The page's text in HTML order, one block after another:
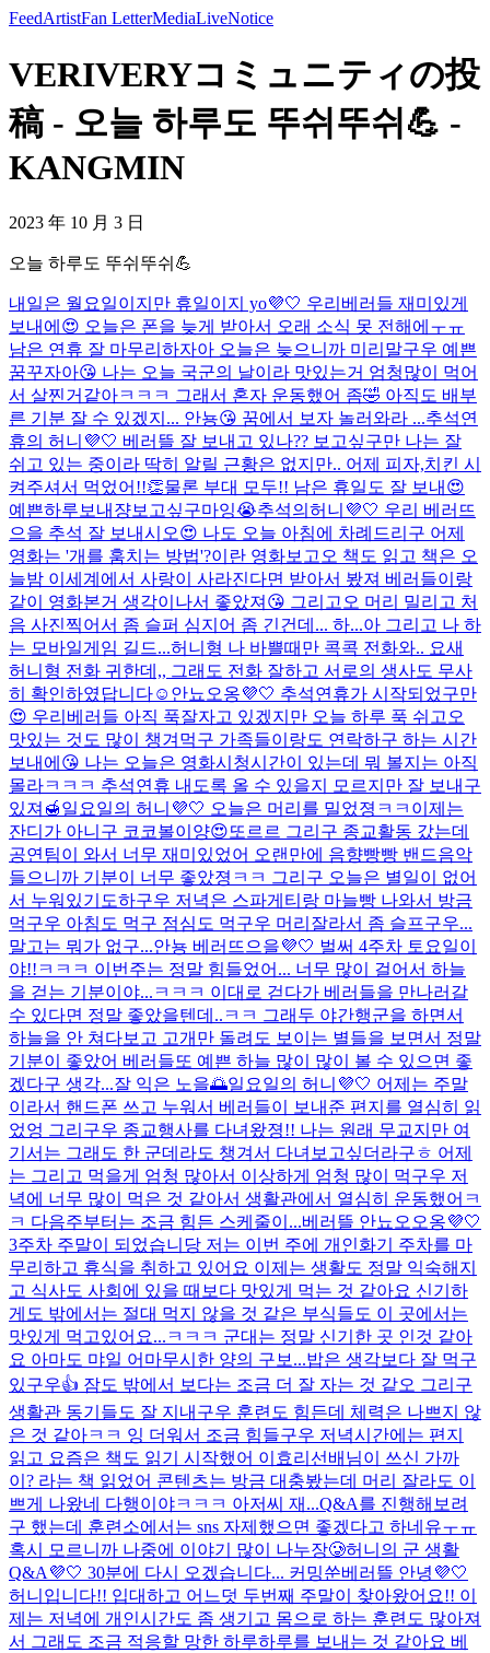
FeedArtistFan LetterMediaLiveNotice
VERIVERYコミュニティの投
稿 - 오늘 하루도 뚜쉬뚜쉬💪 -
KANGMIN
2023 年 10 月 3 日
오늘 하루도 뚜쉬뚜쉬💪
내일은 월요일이지만 휴일이지 yo💜🤍 우리베러들 재미있게
보내에😍 오늘은 폰을 늦게 받아서 오래 소식 못 전해에ㅜㅠ
남은 연휴 잘 마무리하자아 오늘은 늦으니까 미리말구우 예쁜
꿈꾸자아😘 나는 오늘 국군의 날이라 맛있는거 엄청많이 먹어
서 살찐거같아ㅋㅋㅋ 그래서 혼자 운동했어 좀🤣 아직도 배부
른 기분 잘 수 있겠지... 안뇽😘 꿈에서 보자 놀러와라 ...추석연
휴의 허니💜🤍 베러뜰 잘 보내고 있나?? 보고싶구만 나는 잘
쉬고 있는 중이라 딱히 알릴 근황은 없지만.. 어제 피자,치킨 시
켜주셔서 먹었어!!👏물론 부대 모두!! 남은 휴일도 잘 보내😍
예쁜하루보내쟝보고싶구마잉😭추석의허니💜🤍 우리 베러뜨
으을 추석 잘 보내시오😍 나도 오늘 아침에 차례드리구 어제
영화는 '개를 훔치는 방법'?이란 영화보고오 책도 읽고 책은 오
늘밤 이세계에서 사랑이 사라진다면 받아서 봤져 베러들이랑
같이 영화본거 생각이나서 좋았져😘 그리고오 머리 밀리고 처
음 사진찍어서 좀 슬퍼 심지어 좀 긴건데... 하...아 그리고 나 하
는 모바일게임 길드...허니형 나 바쁠때만 콕콕 전화와.. 요새
허니형 전화 귀한데,, 그래도 전화 잘하고 서로의 생사도 무사
히 확인하였답니다☺️ 안뇨오옹💜🤍 추석연휴가 시작되었구만
😍 우리베러들 아직 푹잘자고 있겠지만 오늘 하루 푹 쉬고오
맛있는 것도 많이 챙겨먹구 가족들이랑도 연락하구 하는 시간
보내에😘 나는 오늘은 영화시청시간이 있는데 뭐 볼지는 아직
몰라ㅋㅋㅋ 추석연휴 내도록 올 수 있을지 모르지만 잘 보내구
있져🍯일요일의 허니💜🤍 오늘은 머리를 밀었졍ㅋㅋ이제는
잔디가 아니구 코코볼이양😍또르르 그리구 종교활동 갔는데
공연팀이 와서 너무 재미있었어 오랜만에 음향빵빵 밴드음악
들으니까 기분이 너무 좋았졍ㅋㅋ 그리구 오늘은 별일이 없어
서 누워있기도하구우 저녁은 스파게티랑 마늘빵 나와서 방금
먹구우 아침도 먹구 점심도 먹구우 머리잘라서 좀 슬프구우...
말고는 뭐가 없구...안뇽 베러뜨으을💜🤍 벌써 4주차 토요일이
야!!ㅋㅋㅋ 이번주는 정말 힘들었어... 너무 많이 걸어서 하늘
을 걷는 기분이야...ㅋㅋㅋ 이대로 걷다가 베러들을 만나러갈
수 있다면 정말 좋았을텐데..ㅋㅋ 그래두 야간행군을 하면서
하늘을 안 쳐다보고 고개만 돌려도 보이는 별들을 보면서 정말
기분이 좋았어 베러들또 예쁜 하늘 많이 많이 볼 수 있으면 좋
겠다구 생각...잘 익은 노을🌅일요일의 허니💜🤍 어제는 주말
이라서 핸드폰 쓰고 누워서 베러들이 보내준 편지를 열심히 읽
었엉 그리구우 종교행사를 다녀왔졍!! 나는 원래 무교지만 여
기서는 그래도 한 군데라도 챙겨서 다녀보고싶더라구ㅎ 어제
는 그리고 먹을게 엄청 많아서 이상하게 엄청 많이 먹구우 저
녁에 너무 많이 먹은 것 같아서 생활관에서 열심히 운동했어ㅋ
ㅋ 다음주부터는 조금 힘든 스케줄이...베러뜰 안뇨오오옹💜🤍
3주차 주말이 되었습니당 저는 이번 주에 개인화기 주차를 마
무리하고 휴식을 취하고 있어요 이제는 생활도 정말 익숙해지
고 식사도 사회에 있을 때보다 맛있게 먹는 것 같아요 신기하
게도 밖에서는 절대 먹지 않을 것 같은 부식들도 이 곳에서는
맛있게 먹고있어요...ㅋㅋㅋ 군대는 정말 신기한 곳 인것 같아
요 아마도 먀일 어마무시한 양의 구보...밥은 생각보다 잘 먹구
있구우👍 잠도 밖에서 보다는 조금 더 잘 자는 것 같오 그리구
생활관 동기들도 잘 지내구우 훈련도 힘든데 체력은 나쁘지 않
은 것 같아ㅋㅋ 잉 더워서 조금 힘들구우 저녁시간에는 편지
읽고 요즘은 책도 읽기 시작했어 이효리선배님이 쓰신 가까
이? 라는 책 읽었어 콘텐츠는 방금 대충봤는데 머리 잘라도 이
쁘게 나왔네 다행이야ㅋㅋㅋ 아저씨 재...Q&A를 진행해보려
구 했는데 훈련소에서는 sns 자제했으면 좋겠다고 하네유ㅜㅠ
혹시 모르니까 나중에 이야기 많이 나누장🥲허니의 군 생활
Q&A💜🤍 30분에 다시 오겠습니다... 커밍쑨베러뜰 안녕💜🤍
허니입니다!! 입대하고 어느덧 두번째 주말이 찾아왔어요!! 이
제는 저녁에 개인시간도 좀 생기고 몸으로 하는 훈련도 많아져
서 그래도 조금 적응할 망한 하루하루를 보내는 것 같아요 베